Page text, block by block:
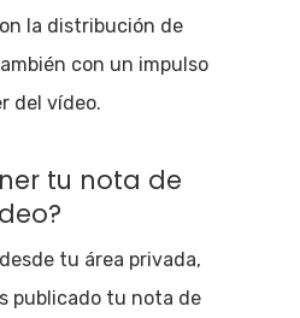
la distribución de
con un impulso
del vídeo.
tu nota de
tu área privada,
publicado tu nota de